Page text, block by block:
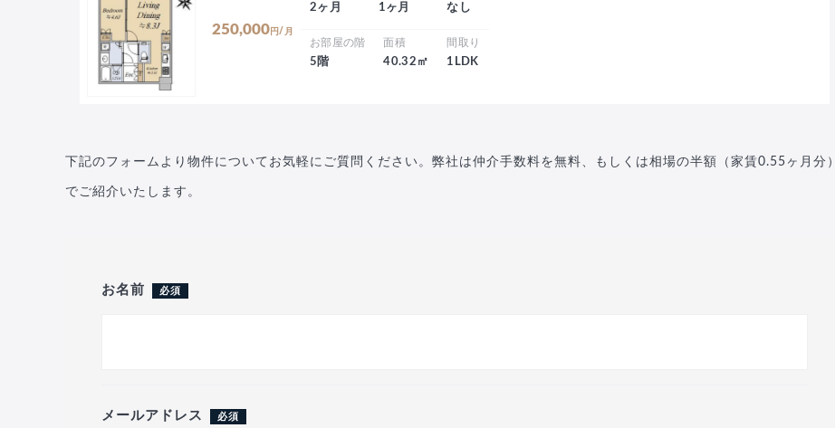
250,000 円/月
2ヶ月 1ヶ月 なし
お部屋の階
5階
面積
40.32㎡
間取り
1LDK
下記のフォームより物件についてお気軽にご質問ください。弊社は仲介手数料を無料、もしくは相場の半額（家賃0.55ヶ月分）
でご紹介いたします。
お名前 必須
メールアドレス 必須